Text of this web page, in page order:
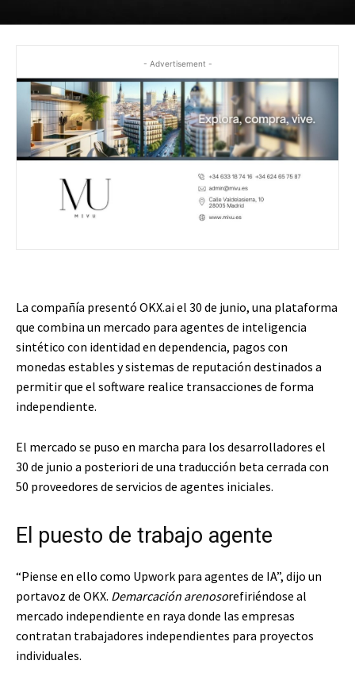
- Advertisement -
La compañía presentó OKX.ai el 30 de junio, una plataforma
que combina un mercado para agentes de inteligencia
sintético con identidad en dependencia, pagos con
monedas estables y sistemas de reputación destinados a
permitir que el software realice transacciones de forma
independiente.
El mercado se puso en marcha para los desarrolladores el
30 de junio a posteriori de una traducción beta cerrada con
50 proveedores de servicios de agentes iniciales.
El puesto de trabajo agente
“Piense en ello como Upwork para agentes de IA”, dijo un
portavoz de OKX. Demarcación arenosorefiriéndose al
mercado independiente en raya donde las empresas
contratan trabajadores independientes para proyectos
individuales.